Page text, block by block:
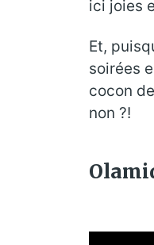
ici joies
Et,
soirées
cocon
non ?!